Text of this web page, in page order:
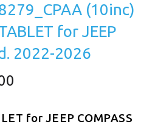
(10inc)
for JEEP
2022-2026
τιμή
for JEEP COMPASS